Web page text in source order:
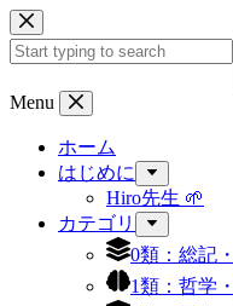
コ
ン
テ
ン
結
Menu
ホーム
はじめに
Hiro先生 🌱
カテゴリ
0類：総記
1類：哲学